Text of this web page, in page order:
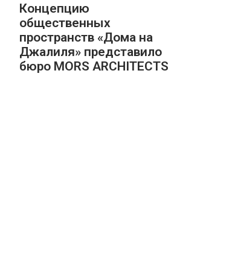
Концепцию
общественных
пространств «Дома на
Джалиля» представило
бюро MORS ARCHITECTS